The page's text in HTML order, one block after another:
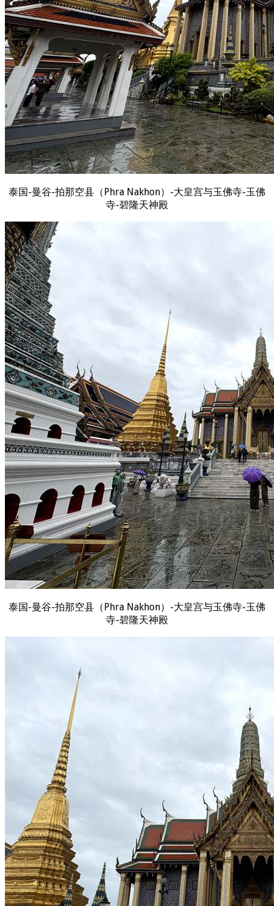
泰国-曼谷-拍那空县（Phra Nakhon）-大皇宫与玉佛寺-玉佛
寺-碧隆天神殿
泰国-曼谷-拍那空县（Phra Nakhon）-大皇宫与玉佛寺-玉佛
寺-碧隆天神殿